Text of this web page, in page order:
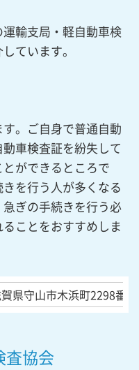
輸支局・軽自動車検
ています。
。ご自身で普通自動
車検査証を紛失して
ができるところで
を行う人が多くなる
ぎの手続きを行う必
ことをおすすめしま
県守山市木浜町2298番
査協会